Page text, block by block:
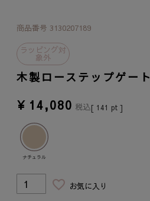
商品番号 3130207189
ラッピング対
象外
木製ローステップゲート
¥ 14,080 税込[ 141 pt ]
ナチュラル
お気に入り